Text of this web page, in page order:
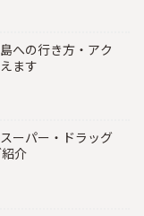
への行き方・アク
ます
ーパー・ドラッグ
介